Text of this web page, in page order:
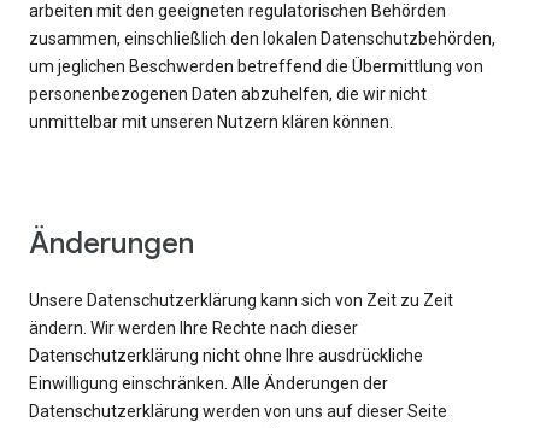
arbeiten mit den geeigneten regulatorischen Behörden
zusammen, einschließlich den lokalen Datenschutzbehörden,
um jeglichen Beschwerden betreffend die Übermittlung von
personenbezogenen Daten abzuhelfen, die wir nicht
unmittelbar mit unseren Nutzern klären können.
Änderungen
Unsere Datenschutzerklärung kann sich von Zeit zu Zeit
ändern. Wir werden Ihre Rechte nach dieser
Datenschutzerklärung nicht ohne Ihre ausdrückliche
Einwilligung einschränken. Alle Änderungen der
Datenschutzerklärung werden von uns auf dieser Seite